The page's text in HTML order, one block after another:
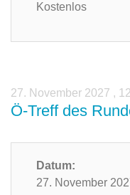
Kostenlos
27. November 2027 ,
Ö-Treff des
Datum:
27. November